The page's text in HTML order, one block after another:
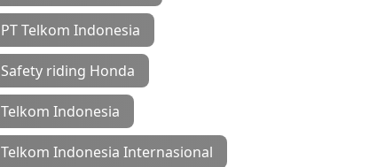
PT Telkom Indonesia
Safety riding Honda
Telkom Indonesia
Telkom Indonesia Internasional